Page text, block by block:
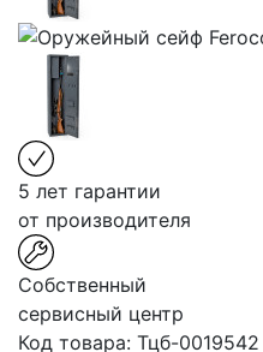
5 лет гарантии
от производителя
Собственный
сервисный центр
Код товара: Тцб-0019542